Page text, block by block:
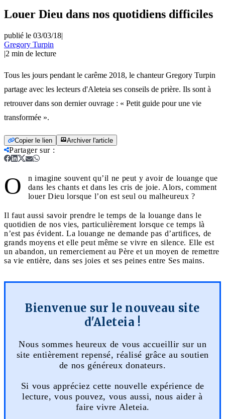
Louer Dieu dans nos quotidiens difficiles
publié le 03/03/18|
Gregory Turpin
|2 min de lecture
Tous les jours pendant le carême 2018, le chanteur Gregory Turpin
partage avec les lecteurs d'Aleteia ses conseils de prière. Ils sont à
retrouver dans son dernier ouvrage : « Petit guide pour une vie
transformée ».
Copier le lien Archiver l'article
Partager sur:
O
n imagine souvent qu’il ne peut y avoir de louange que
dans les chants et dans les cris de joie. Alors, comment
louer Dieu lorsque l’on est seul ou malheureux ?
Il faut aussi savoir prendre le temps de la louange dans le
quotidien de nos vies, particulièrement lorsque ce temps là
n’est pas évident. La louange ne demande pas d’artifices, de
grands moyens et elle peut même se vivre en silence. Elle est
un abandon, un remerciement au Père et un moyen de remettre
sa vie entière, dans ses joies et ses peines entre Ses mains.
Bienvenue sur le nouveau site
d'Aleteia !
Nous sommes heureux de vous accueillir sur un
site entièrement repensé, réalisé grâce au soutien
de nos généreux donateurs.
Si vous appréciez cette nouvelle expérience de
lecture, vous pouvez, vous aussi, nous aider à
faire vivre Aleteia.